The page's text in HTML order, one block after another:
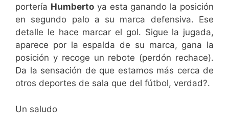
portería Humbertoya esta ganando la posición
en segundo palo a su marca defensiva. Ese
detalle le hace marcar el gol. Sigue la jugada,
aparece por la espalda de su marca, gana la
posición y recoge un rebote (perdón rechace).
Da la sensación de que estamos más cerca de
otros deportes de sala que del fútbol, verdad?.
Un saludo